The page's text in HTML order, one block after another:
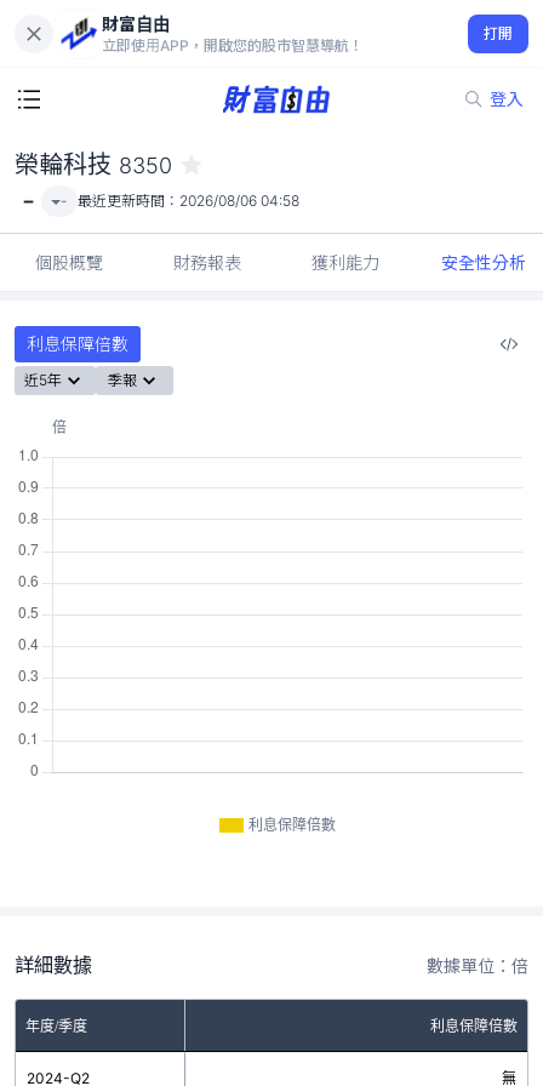
財富自由
立即使用APP，開啟您的股市智慧導航！
打開
登入
-
榮輪科技 8350
- - 最近更新時間： 2026/08/06 04:58
個股概覽 財務報表 獲利能力 安全性分析
利息保障倍數
近5年 季報
利息保障倍數
詳細數據 數據單位：倍
年度/季度 利息保障倍數
2024-Q2 無